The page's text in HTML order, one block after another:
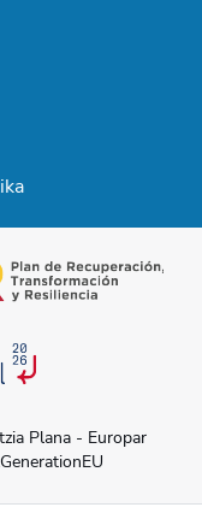
opens in a new
a new tab
Plana - Europar